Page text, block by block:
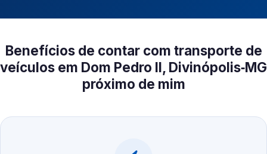
Benefícios de contar com transporte de
veículos em Dom Pedro II, Divinópolis‑MG
próximo de mim